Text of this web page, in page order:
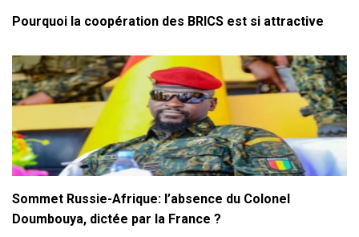
Pourquoi la coopération des BRICS est si attractive
Sommet Russie-Afrique: l’absence du Colonel
Doumbouya, dictée par la France ?